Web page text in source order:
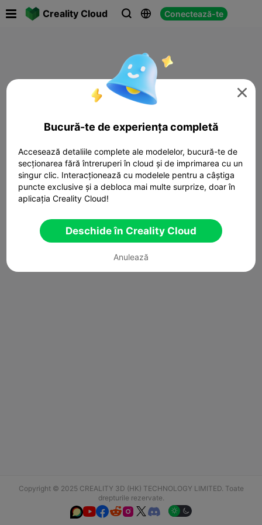
Creality Cloud   Conectează-te
Copyright © 2025 CREALITY 3D (HK) TECHNOLOGY LIMITED. Toate
drepturile rezervate.
  

Bucură-te de experiența completă
Accesează detaliile complete ale modelelor, bucură-te de
secționarea fără întreruperi în cloud și de imprimarea cu un
singur clic. Interacționează cu modelele pentru a câștiga
puncte exclusive și a debloca mai multe surprize, doar în
aplicația Creality Cloud!
Deschide în Creality Cloud
Anulează